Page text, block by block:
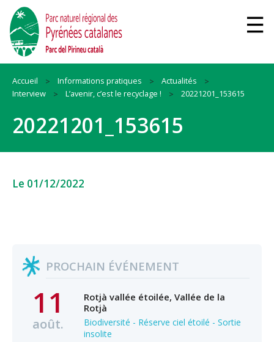
Accueil Informations pratiques
Actualités
Interview
L’avenir, c’est le recyclage ! 20221201_153615
20221201_153615
Le 01/12/2022
PROCHAIN ÉVÉNEMENT
11
août.
Rotjà vallée étoilée, Vallée de la
Rotjà
Biodiversité - Réserve ciel étoilé - Sortie
insolite